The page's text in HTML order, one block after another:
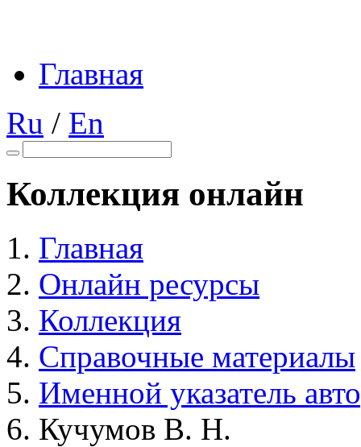
Главная
Ru / En
Коллекция онлайн
Главная
Онлайн ресурсы
Коллекция
Справочные материалы
Именной указатель
Кучумов В. Н.